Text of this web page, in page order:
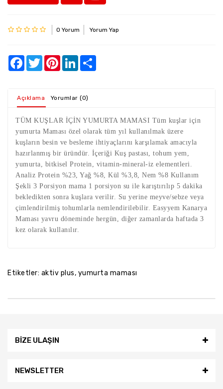
0 Yorum Yorum Yap
Facebook
TwitterPinterest
LinkedIn
Açıklama Yorumlar (0)
TÜM KUŞLAR İÇİN YUMURTA MAMASI Tüm kuşlar için
yumurta Maması özel olarak tüm yıl kullanılmak üzere
kuşların besin ve besleme ihtiyaçlarını karşılamak amacıyla
hazırlanmış bir üründür. İçeriği Kuş pastası, tohum yem,
yumurta, bitkisel Protein, vitamin-mineral-iz elementleri.
Analiz Protein %23, Yağ %8, Kül %3,8, Nem %8 Kullanım
Şekli 3 Porsiyon mama 1 porsiyon su ile karıştırılıp 5 dakika
bekledikten sonra kuşlara verilir. Su yerine meyve/sebze veya
çimlendirilmiş tohumlarla nemlendirilebilir. Easyyem Kanarya
Maması yavru döneminde hergün, diğer zamanlarda haftada 3
kez olarak kullanılır.
Etiketler: aktiv plus, yumurta maması
BİZE ULAŞIN
NEWSLETTER